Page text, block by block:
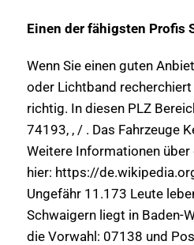
Einen der fähigsten Profis
Wenn Sie einen guten
oder Lichtband recherchiert
richtig. In diesen PLZ
74193, , / . Das Fahrzeuge
Weitere Informationen
hier: https://
Ungefähr 11.173 Leute
Schwaigern liegt in Baden-
die Vorwahl: 07138 und